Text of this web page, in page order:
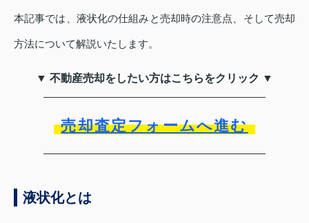
本記事では、液状化の仕組みと売却時の注意点、そして売却
方法について解説いたします。
▼ 不動産売却をしたい方はこちらをクリック ▼
売却査定フォームへ進む
液状化とは